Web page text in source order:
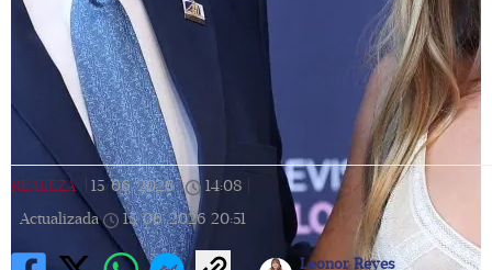
REALEZA 15/06/2026 | 14:08
Actualizada
15/06/2026 20:51
Leonor Reyes